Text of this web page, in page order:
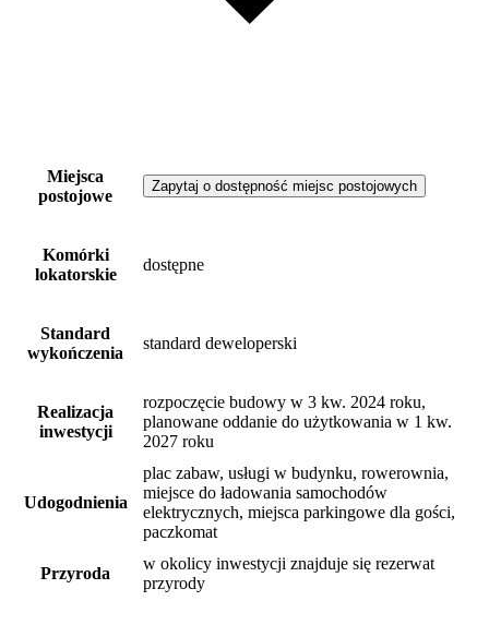
Miejsca
postojowe
Zapytaj o dostępność miejsc postojowych
Komórki
lokatorskie
dostępne
Standard
wykończenia
standard deweloperski
Realizacja
inwestycji
rozpoczęcie budowy w 3 kw. 2024 roku,
planowane oddanie do użytkowania w 1 kw.
2027 roku
Udogodnienia
plac zabaw, usługi w budynku, rowerownia,
miejsce do ładowania samochodów
elektrycznych, miejsca parkingowe dla gości,
paczkomat
Przyroda
w okolicy inwestycji znajduje się rezerwat
przyrody